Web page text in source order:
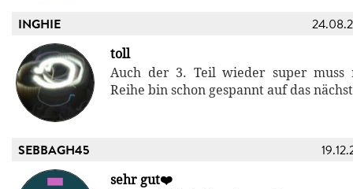
INGHIE
toll
Auch der 3. Teil wieder super muss
Reihe bin schon gespannt auf das
SEBBAGH45
sehr gut❤️